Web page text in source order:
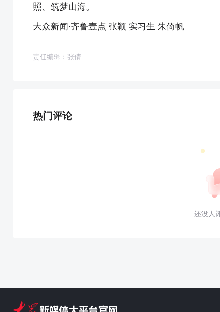
照、筑梦山海。
大众新闻·齐鲁壹点 张颖 实习生 朱倚帆
责任编辑：张倩
热门评论
还没人